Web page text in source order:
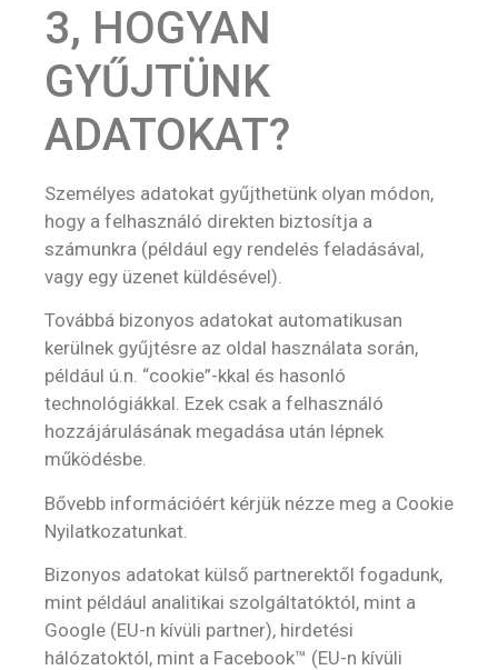
3, HOGYAN
GYŰJTÜNK
ADATOKAT?
Személyes adatokat gyűjthetünk olyan módon,
hogy a felhasználó direkten biztosítja a
számunkra (például egy rendelés feladásával,
vagy egy üzenet küldésével).
Továbbá bizonyos adatokat automatikusan
kerülnek gyűjtésre az oldal használata során,
például ú.n. “cookie”-kkal és hasonló
technológiákkal. Ezek csak a felhasználó
hozzájárulásának megadása után lépnek
működésbe.
Bővebb információért kérjük nézze meg a Cookie
Nyilatkozatunkat.
Bizonyos adatokat külső partnerektől fogadunk,
mint például analitikai szolgáltatóktól, mint a
Google (EU-n kívüli partner), hirdetési
hálózatoktól, mint a Facebook™ (EU-n kívüli